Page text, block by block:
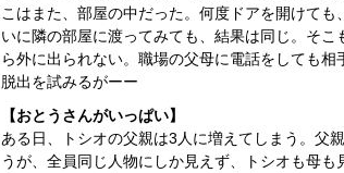
こはまた、部屋の中だった。何度ドアを開けて
いに隣の部屋に渡ってみても、結果は同じ。そ
ら外に出られない。職場の父母に電話をしても
脱出を試みるがーー
【おとうさんがいっぱい】
ある日、トシオの父親は3人に増えてしまう。父
うが、全員同じ人物にしか見えず、トシオも母